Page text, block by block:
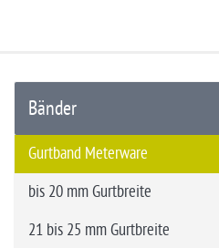
Bänder
Gurtband Meterware
bis 20 mm Gurtbreite
21 bis 25 mm Gurtbreite